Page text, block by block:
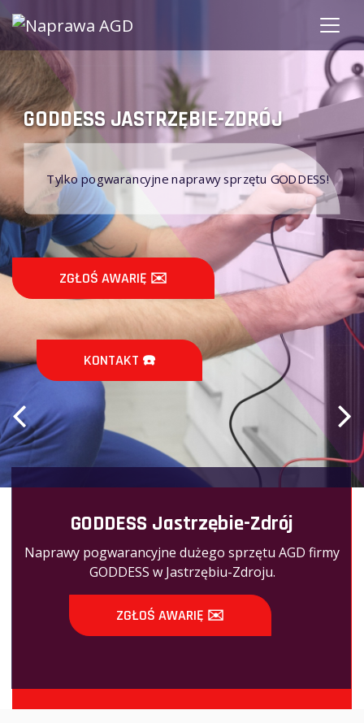
GODDESS JASTRZĘBIE-ZDRÓJ
Tylko pogwarancyjne naprawy sprzętu GODDESS!
ZGŁOŚ AWARIĘ ✉️
KONTAKT ☎️
GODDESS Jastrzębie-Zdrój
Naprawy pogwarancyjne dużego sprzętu AGD firmy
GODDESS w Jastrzębiu-Zdroju.
ZGŁOŚ AWARIĘ ✉️